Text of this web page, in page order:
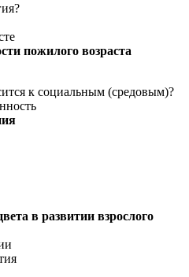
пожилого возраста
к социальным (средовым)?
в развитии взрослого